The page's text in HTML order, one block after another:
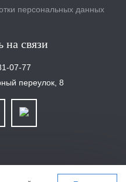
персональных данных
на связи
07-77
переулок, 8
667901001 | ОГРН 1126679029465